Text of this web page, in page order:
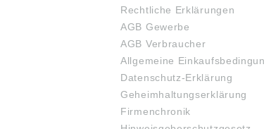
Rechtliche Erklärungen
AGB Gewerbe
AGB Verbraucher
Allgemeine
Datenschutz-Erklärung
Geheimhaltungserklärung
Firmenchronik